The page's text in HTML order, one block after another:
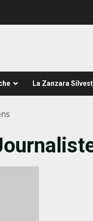
La Zanzara